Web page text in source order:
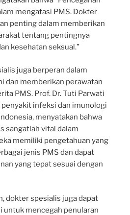
mengatasi PMS. Dokter
penting dalam memberikan
tentang pentingnya
kesehatan seksual.”
juga berperan dalam
dan memberikan perawatan
PMS. Prof. Dr. Tuti Parwati
infeksi dan imunologi
menyatakan bahwa
sangatlah vital dalam
memiliki pengetahuan yang
jenis PMS dan dapat
yang tepat sesuai dengan
dokter spesialis juga dapat
untuk mencegah penularan